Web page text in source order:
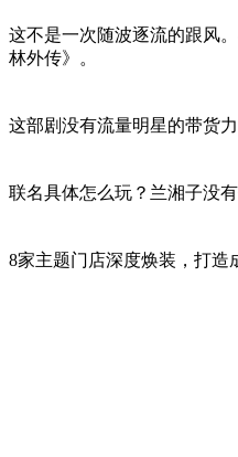
这不是一次随波逐流的跟风
林外传》。
这部剧没有流量明星的带货
联名具体怎么玩？兰湘子没
8家主题门店深度焕装，打造